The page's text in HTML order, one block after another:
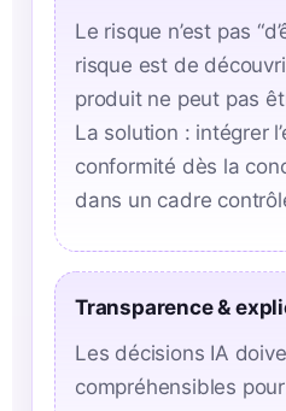
Le risque n’est pas
risque est de
produit ne peut pas
La solution : intégrer
conformité dès la
dans un cadre
Transparence &
Les décisions IA
compréhensibles